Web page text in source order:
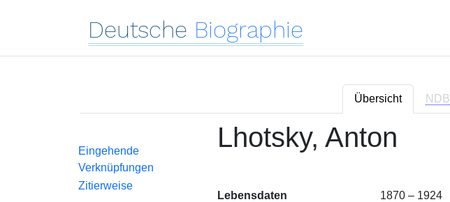
Deutsche Biographie
Übersicht NDB
Eingehende
Verknüpfungen
Zitierweise
Lhotsky, Anton
Lebensdaten
1870 – 1924